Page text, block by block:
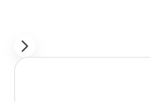
НОВОСТИ КОМПАНИЙ